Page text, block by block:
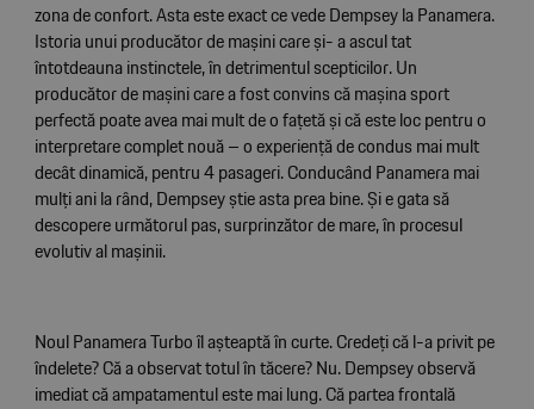
zona de confort. Asta este exact ce vede Dempsey la Panamera.
Istoria unui producător de mașini care și- a ascul tat
întotdeauna instinctele, în detrimentul scepticilor. Un
producător de mașini care a fost convins că mașina sport
perfectă poate avea mai mult de o faţetă și că este loc pentru o
interpretare complet nouă – o experienţă de condus mai mult
decât dinamică, pentru 4 pasageri. Conducând Panamera mai
mulţi ani la rând, Dempsey știe asta prea bine. Și e gata să
descopere următorul pas, surprinzător de mare, în procesul
evolutiv al mașinii.
Noul Panamera Turbo îl așteaptă în curte. Credeţi că l-a privit pe
îndelete? Că a observat totul în tăcere? Nu. Dempsey observă
imediat că ampatamentul este mai lung. Că partea frontală